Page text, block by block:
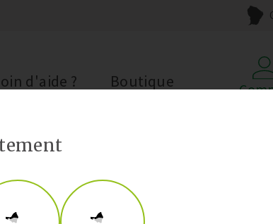
d'aide ? Boutique